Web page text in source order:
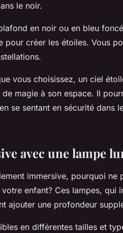
le noir.
en noir ou en bleu
pour créer les étoiles. Vous
vous choisissez, un ciel
magie à son espace. Il
se sentant en sécurité dans
avec une lampe
immersive, pourquoi ne
enfant? Ces lampes, qui
ajouter une profondeur
en différentes tailles et